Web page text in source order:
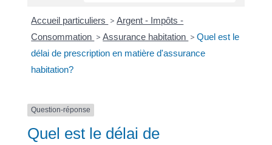
Accueil particuliers > Argent - Impôts -
Consommation > Assurance habitation > Quel est le
délai de prescription en matière d'assurance
habitation?
Question-réponse
Quel est le délai de